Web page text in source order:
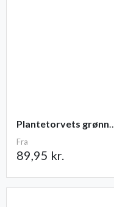
Plantetorvets
Fra
89,95 kr.